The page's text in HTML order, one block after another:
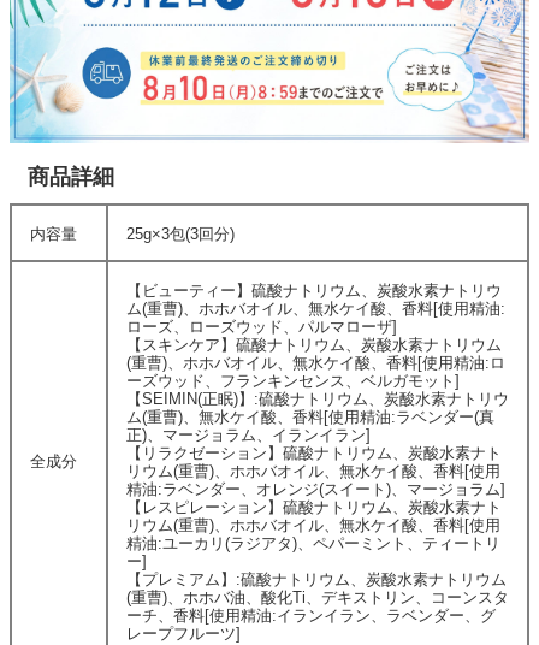
商品詳細
内容量 25g×3包(3回分)
全成分
【ビューティー】硫酸ナトリウム、炭酸水素ナトリウ
ム(重曹)、ホホバオイル、無水ケイ酸、香料[使用精油:
ローズ、ローズウッド、パルマローザ]
【スキンケア】硫酸ナトリウム、炭酸水素ナトリウム
(重曹)、ホホバオイル、無水ケイ酸、香料[使用精油:ロ
ーズウッド、フランキンセンス、ベルガモット]
【SEIMIN(正眠)】:硫酸ナトリウム、炭酸水素ナトリウ
ム(重曹)、無水ケイ酸、香料[使用精油:ラベンダー(真
正)、マージョラム、イランイラン]
【リラクゼーション】硫酸ナトリウム、炭酸水素ナト
リウム(重曹)、ホホバオイル、無水ケイ酸、香料[使用
精油:ラベンダー、オレンジ(スイート)、マージョラム]
【レスピレーション】硫酸ナトリウム、炭酸水素ナト
リウム(重曹)、ホホバオイル、無水ケイ酸、香料[使用
精油:ユーカリ(ラジアタ)、ペパーミント、ティートリ
ー]
【プレミアム】:硫酸ナトリウム、炭酸水素ナトリウム
(重曹)、ホホバ油、酸化Ti、デキストリン、コーンスタ
ーチ、香料[使用精油:イランイラン、ラベンダー、グ
レープフルーツ]